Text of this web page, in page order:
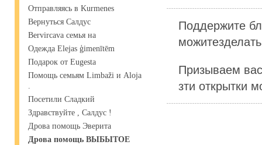
Отправляясь в Kurmenes
Вернуться Салдус
Bervircava семья на
Одежда Elejas ģimenītēm
Подарок от Eugesta
Помощь семьям Limbaži и Aloja
.
Посетили Сладкий
Здравствуйте , Салдус !
Дрова помощь Эверита
Дрова помощь ВЫБЫТОЕ
Поддержите
Призываем
зти открытки